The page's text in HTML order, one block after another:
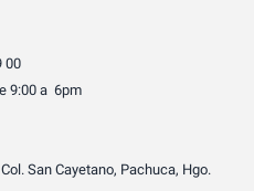
00
9:00 a 6pm
San Cayetano, Pachuca, Hgo.